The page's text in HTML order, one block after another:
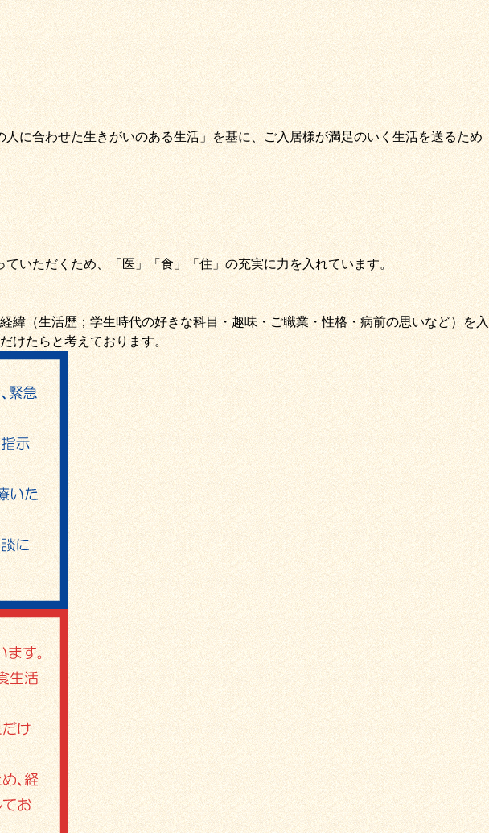
人に合わせた生きがいのある生活」を基に、ご入居様が満足のいく生活を送るため
ていただくため、「医」「食」「住」の充実に力を入れています。
（生活歴；学生時代の好きな科目・趣味・ご職業・性格・病前の思いなど）を入
けたらと考えております。